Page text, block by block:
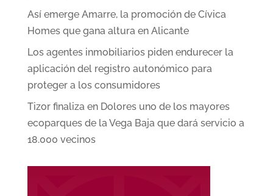
Así emerge Amarre, la promoción de Cívica
Homes que gana altura en Alicante
Los agentes inmobiliarios piden endurecer la
aplicación del registro autonómico para
proteger a los consumidores
Tizor finaliza en Dolores uno de los mayores
ecoparques de la Vega Baja que dará servicio a
18.000 vecinos